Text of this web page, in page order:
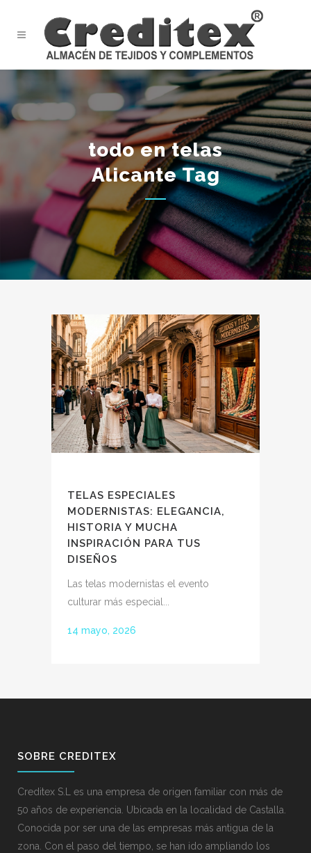
todo en telas
Alicante Tag
TELAS ESPECIALES
MODERNISTAS: ELEGANCIA,
HISTORIA Y MUCHA
INSPIRACIÓN PARA TUS
DISEÑOS
Las telas modernistas el evento
culturar más especial...
14 mayo, 2026
SOBRE CREDITEX
Creditex S.L es una empresa de origen familiar con más de
50 años de experiencia. Ubicada en la localidad de Castalla.
Conocida por ser una de las empresas más antigua de la
zona. Con el paso del tiempo, se han ido ampliando los